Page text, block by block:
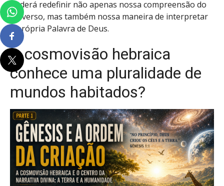
poderá redefinir não apenas nossa compreensão do
universo, mas também nossa maneira de interpretar
a própria Palavra de Deus.
A cosmovisão hebraica
conhece uma pluralidade de
mundos habitados?